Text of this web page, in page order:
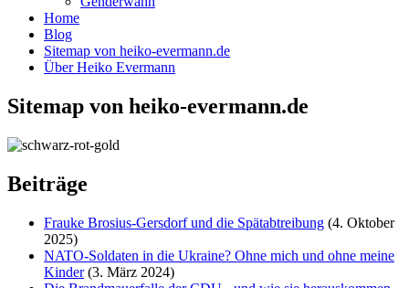
Home
Blog
Sitemap von heiko-evermann.de
Über Heiko Evermann
Sitemap von heiko-evermann.de
Beiträge
Frauke Brosius-Gersdorf und die Spätabtreibung (4. Oktober
2025)
NATO-Soldaten in die Ukraine? Ohne mich und ohne meine
Kinder (3. März 2024)